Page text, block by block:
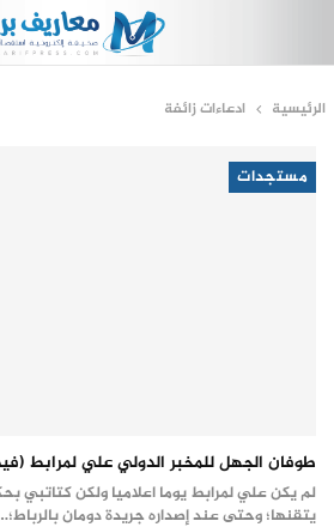
الرئيسية ادعاءات زائفة
مستجدات
طوفان الجهل للمخبر الدولي علي لمرابط
لم يكن علي لمرابط يوما اعلاميا ولكن كتاتبي
يتقنها؛ وحتى عند إصداره جريدة دومان